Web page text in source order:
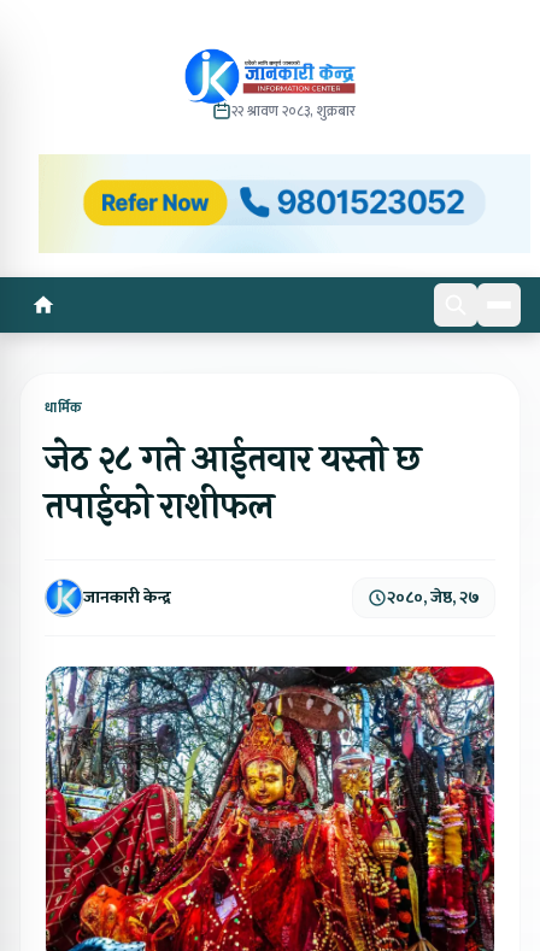
२२ श्रावण २०८३, शुक्रबार
धार्मिक
जेठ २८ गते आईतवार यस्तो छ
तपाईको राशीफल
जानकारी केन्द्र २०८०, जेष्ठ, २७